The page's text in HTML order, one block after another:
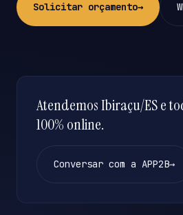
Solicitar orçamento→
Atendemos Ibiraçu/ES e
100% online.
Conversar com a APP2B→